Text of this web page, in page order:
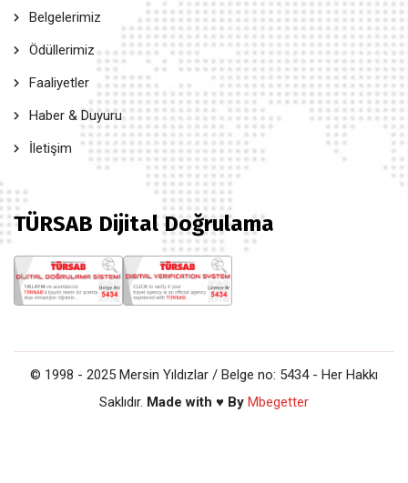
Belgelerimiz
Ödüllerimiz
Faaliyetler
Haber & Duyuru
İletişim
TÜRSAB Dijital Doğrulama
© 1998 - 2025 Mersin Yıldızlar / Belge no: 5434 - Her Hakkı
Saklıdır. Made with ♥ By Mbegetter